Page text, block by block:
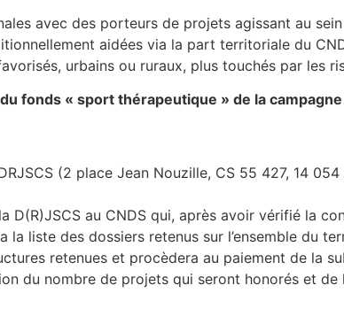
avec des porteurs de projets agissant au
aidées via la part territoriale du
urbains ou ruraux, plus touchés par les
fonds « sport thérapeutique » de la campagne
(2 place Jean Nouzille, CS 55 427, 14 054
D(R)JSCS au CNDS qui, après avoir vérifié la
liste des dossiers retenus sur l’ensemble du
retenues et procèdera au paiement de la
du nombre de projets qui seront honorés et